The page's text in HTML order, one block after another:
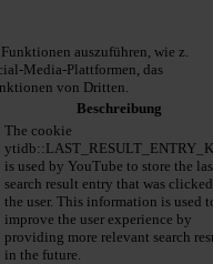
auszuführen, wie z.
Media-Plattformen, das
von Dritten.
Beschreibung
The cookie
is used by YouTube to store the
search result entry that was
the user. This information is used
improve the user experience by
providing more relevant search
in the future.